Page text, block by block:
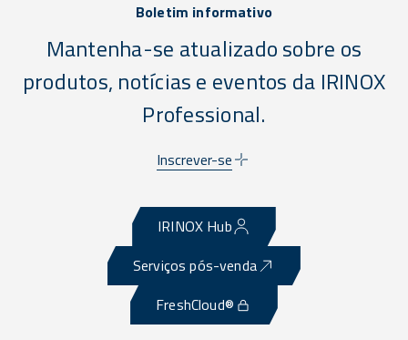
Boletim informativo
Mantenha-se atualizado sobre os
produtos, notícias e eventos da IRINOX
Professional.
Inscrever-se
IRINOX Hub
Serviços pós-venda
FreshCloud®